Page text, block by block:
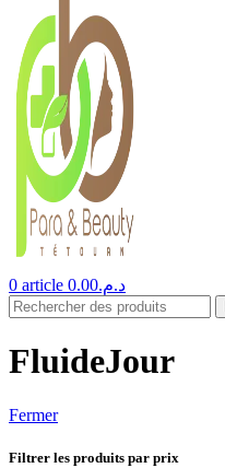
0 article د.م.0.00
FluideJour
Fermer
Filtrer les produits par prix